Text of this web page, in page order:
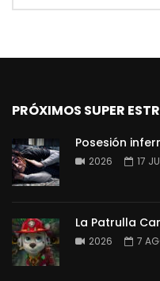
PRÓXIMOS SUPER
Posesión
2026 17
La Patrulla
2026 7